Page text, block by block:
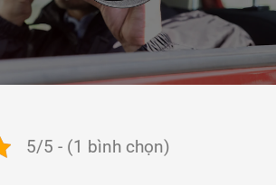
5/5 - (1 bình chọn)